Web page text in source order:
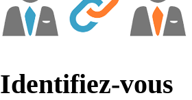
Identifiez-vous